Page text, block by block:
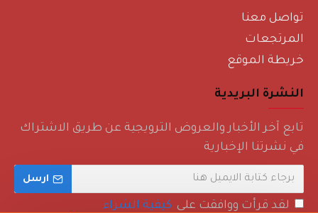
تواصل معنا
المرتجعات
خريطة الموقع
النشرة البريدية
تابع آخر الأخبار والعروض الترويجية عن طريق الاشتراك
في نشرتنا الإخبارية
ارسل
لقد قرأت ووافقت على كيفية الشراء